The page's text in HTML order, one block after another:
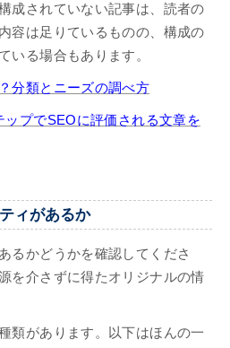
成されていない記事は、読者の
容は足りているものの、構成の
いる場合もあります。
分類とニーズの調べ方
ップでSEOに評価される文章を
ィがあるか
るかどうかを確認してくださ
を介さずに得たオリジナルの情
類があります。以下はほんの一